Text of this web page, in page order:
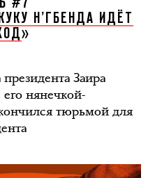
#7
Н’ГБЕНДА ИДЁТ
»
Заира
нянечкой-
тюрьмой для